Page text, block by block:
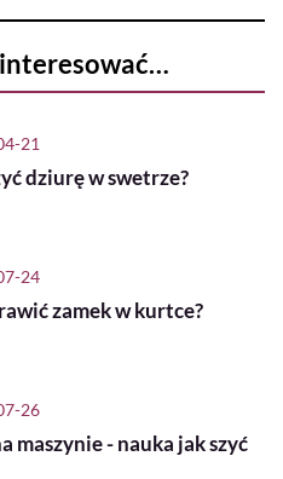
21
dziurę w swetrze?
24
zamek w kurtce?
26
maszynie - nauka jak szyć